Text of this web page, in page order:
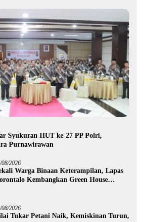
Syukuran HUT ke-27 PP Polri,
Purnawirawan
08/2026
Warga Binaan Keterampilan, Lapas
Kembangkan Green House
08/2026
Tukar Petani Naik, Kemiskinan Turun,